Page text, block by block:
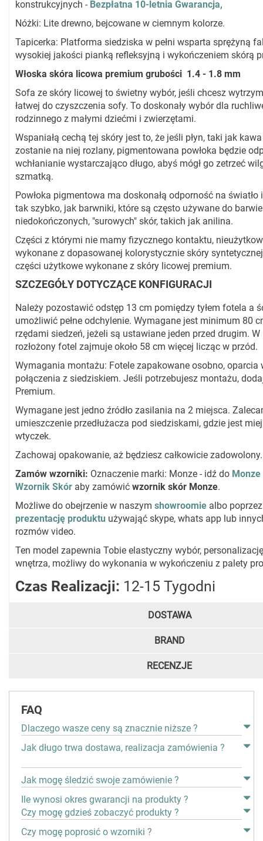
konstrukcyjnych - Bezpłatna 10-letnia Gwarancja,
Nóżki: Lite drewno, bejcowane w ciemnym kolorze.
Tapicerka: Platforma siedziska w pełni wsparta sprężyną
wysokiej jakości pianką refleksyjną i wykończeniem skórą
Włoska skóra licowa premium grubości 1.4 - 1.8 mm
Sofa ze skóry licowej to świetny wybór, jeśli chcesz
łatwej do czyszczenia sofy. To doskonały wybór dla
rodzinnego z małymi dziećmi i zwierzętami.
Wspaniałą cechą tej skóry jest to, że jeśli płyn, taki jak
zostanie na niej rozlany, pigmentowana powłoka będzie
wchłanianie wystarczająco długo, abyś mógł go zetrzeć
szmatką.
Powłoka pigmentowa ma doskonałą odporność na światło
tak szybko, jak barwniki, które są często używane do
niedokończonych, "surowych" skór, takich jak anilina.
Części z którymi nie mamy fizycznego kontaktu,
wykonane z dopasowanej kolorystycznie skóry
części użytkowe wykonane z skóry licowej premium.
SZCZEGÓŁY DOTYCZĄCE KONFIGURACJI
Należy pozostawić odstęp 13 cm pomiędzy tyłem fotela a
umożliwić pełne odchylenie. Wymagane jest minimum 80
rzędami siedzeń, jeżeli są ustawiane jeden przed drugim. W
rozłożony fotel zajmuje około 58 cm więcej licząc w przód.
Wymagania montażu: Fotele zapakowane osobno, oparcia
połączenia z siedziskiem. Jeśli potrzebujesz montażu,
Premium.
Wymagane jest jedno źródło zasilania na 2 miejsca.
umieszczenie przedłużacza pod siedziskami, gdzie jest
wtyczek.
Zachowaj opakowanie, aż będziesz całkowicie zadowolony.
Zamów wzorniki: Oznaczenie marki: Monze - idź do
Wzornik Skór aby zamówić wzornik skór Monze.
Możliwe do obejrzenie w naszym showroomie albo
prezentację produktu używająć skype, whats app lub
rozmów video.
Ten model zapewnia Tobie elastyczny wybór,
wnętrza, możliwy do wykonania w wykończeniu z palety
Czas Realizacji: 12-15 Tygodni
DOSTAWA
BRAND
RECENZJE
FAQ
Dlaczego wasze ceny są znacznie niższe ?
Jak długo trwa dostawa, realizacja zamówienia ?
Jak mogę śledzić swoje zamówienie ?
Ile wynosi okres gwarancji na produkty ?
Czy mogę gdzieś zobaczyć produkty ?
Czy mogę poprosić o wzorniki ?